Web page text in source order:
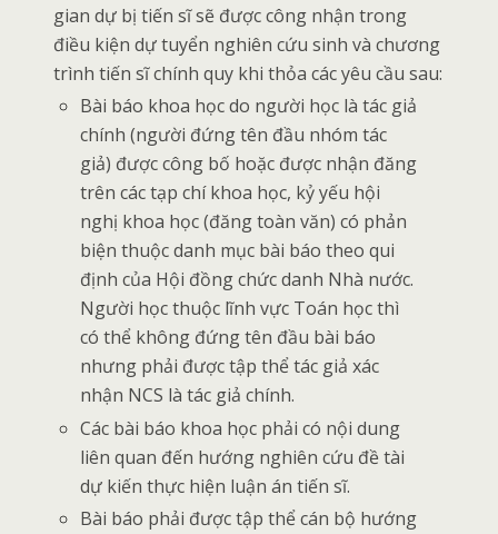
gian dự bị tiến sĩ sẽ được công nhận trong
điều kiện dự tuyển nghiên cứu sinh và chương
trình tiến sĩ chính quy khi thỏa các yêu cầu sau:
Bài báo khoa học do người học là tác giả
chính (người đứng tên đầu nhóm tác
giả) được công bố hoặc được nhận đăng
trên các tạp chí khoa học, kỷ yếu hội
nghị khoa học (đăng toàn văn) có phản
biện thuộc danh mục bài báo theo qui
định của Hội đồng chức danh Nhà nước.
Người học thuộc lĩnh vực Toán học thì
có thể không đứng tên đầu bài báo
nhưng phải được tập thể tác giả xác
nhận NCS là tác giả chính.
Các bài báo khoa học phải có nội dung
liên quan đến hướng nghiên cứu đề tài
dự kiến thực hiện luận án tiến sĩ.
Bài báo phải được tập thể cán bộ hướng